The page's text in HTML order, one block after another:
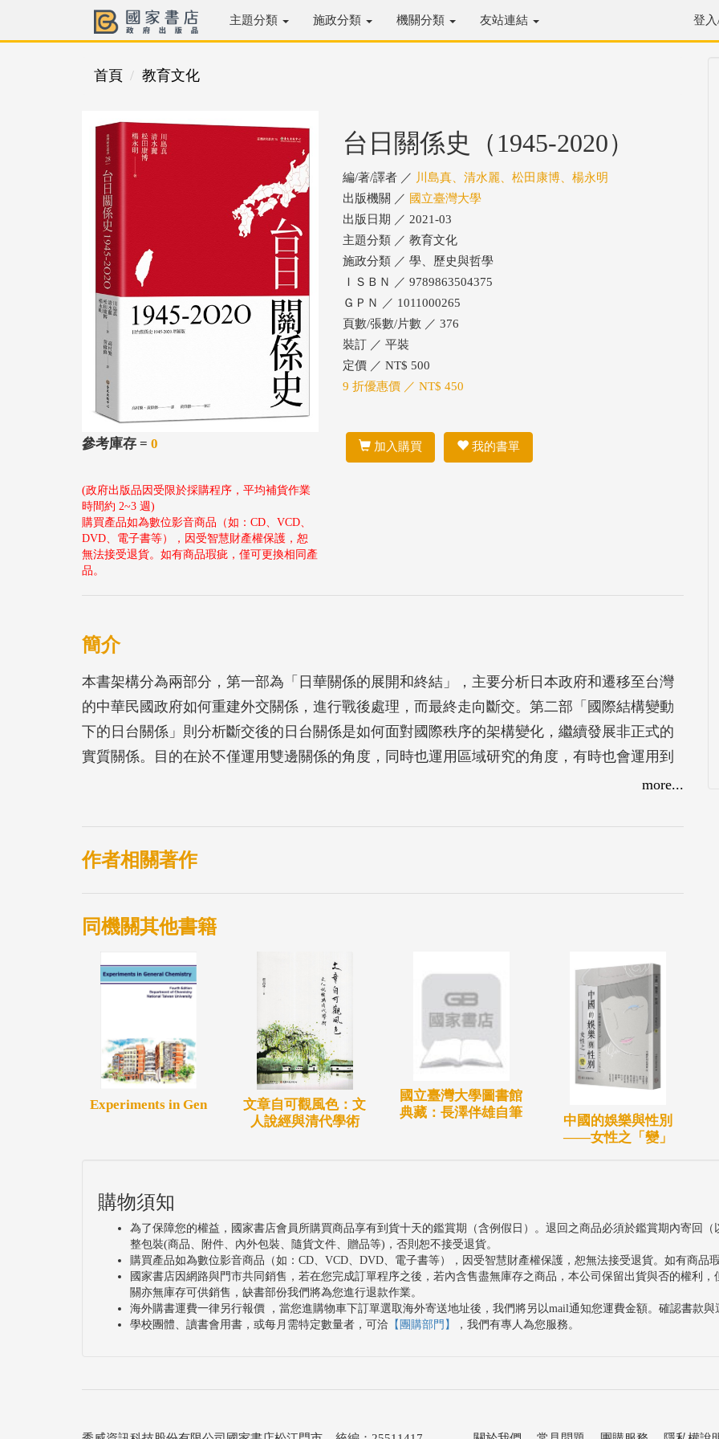
主題分類 施政分類 機關分類 友站連結 登
首頁 教育文化
參考庫存 = 0
(政府出版品因受限於採購程序，平均補貨作業
時間約 2~3 週)
購買產品如為數位影音商品（如：CD、VCD、
DVD、電子書等），因受智慧財產權保護，恕
無法接受退貨。如有商品瑕疵，僅可更換相同產
品。
台日關係史（1945-2020）
編/著/譯者 ／ 川島真、清水麗、松田康博、楊永明
出版機關 ／ 國立臺灣大學
出版日期 ／ 2021-03
主題分類 ／ 教育文化
施政分類 ／ 學、歷史與哲學
ＩＳＢＮ ／ 9789863504375
ＧＰＮ ／ 1011000265
頁數/張數/片數 ／ 376
裝訂 ／ 平裝
定價 ／ NT$ 500
9 折優惠價 ／ NT$ 450
加入購買 我的書單
簡介
本書架構分為兩部分，第一部為「日華關係的展開和終結」，主要分析日本政府和遷移至台灣
的中華民國政府如何重建外交關係，進行戰後處理，而最終走向斷交。第二部「國際結構變動
下的日台關係」則分析斷交後的日台關係是如何面對國際秩序的架構變化，繼續發展非正式的
實質關係。目的在於不僅運用雙邊關係的角度，同時也運用區域研究的角度，有時也會運用到
more...
作者相關著作
同機關其他書籍
Experiments in Gen
文章自可觀風色：文
人說經與清代學術
國立臺灣大學圖書館
典藏：長澤伴雄自筆
中國的娛樂與性別
——女性之「變」
購物須知
為了保障您的權益，國家書店會員所購買商品享有到貨十天的鑑賞期（含例假日）。退回之商品必須於鑑賞期內寄回
整包裝(商品、附件、內外包裝、隨貨文件、贈品等)，否則恕不接受退貨。
購買產品如為數位影音商品（如：CD、VCD、DVD、電子書等），因受智慧財產權保護，恕無法接受退貨。如有商品
國家書店因網路與門市共同銷售，若在您完成訂單程序之後，若內含售盡無庫存之商品，本公司保留出貨與否的權利
關亦無庫存可供銷售，缺書部份我們將為您進行退款作業。
海外購書運費一律另行報價 ，當您進購物車下訂單選取海外寄送地址後，我們將另以mail通知您運費金額。確認書款
學校團體、讀書會用書，或每月需特定數量者，可洽 【團購部門】 ，我們有專人為您服務。